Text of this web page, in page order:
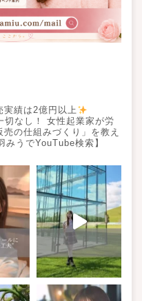
実績は2億円以上
切なし！ 女性起業家が労
の仕組みづくり」を教え
うでYouTube検索】